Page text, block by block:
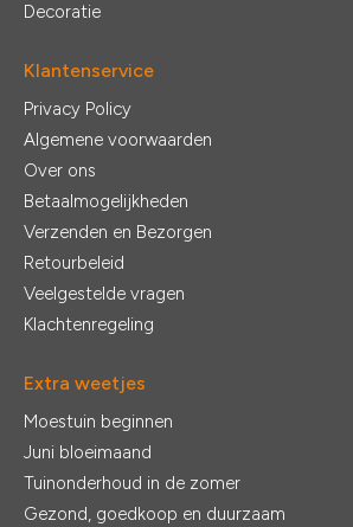
Decoratie
Klantenservice
Privacy Policy
Algemene voorwaarden
Over ons
Betaalmogelijkheden
Verzenden en Bezorgen
Retourbeleid
Veelgestelde vragen
Klachtenregeling
Extra weetjes
Moestuin beginnen
Juni bloeimaand
Tuinonderhoud in de zomer
Gezond, goedkoop en duurzaam